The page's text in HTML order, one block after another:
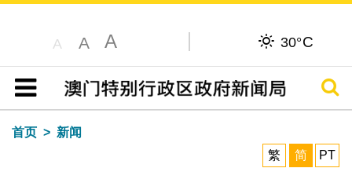
A A A 30°C
目录
搜寻
首页
新闻
繁
简 PT